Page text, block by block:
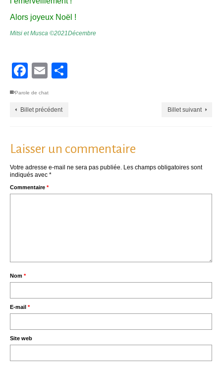
Alors joyeux Noël !
Mitsi et Musca ©2021Décembre
Facebook
Email
Parole de chat
Billet précédent Billet suivant
Laisser un commentaire
Votre adresse e-mail ne sera pas publiée. Les champs obligatoires sont
indiqués avec *
Commentaire *
Nom *
E-mail *
Site web